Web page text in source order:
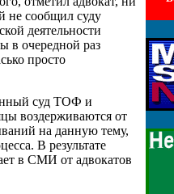
не сообщил суду
деятельности
в очередной раз
просто
суд ТОФ и
воздерживаются от
на данную тему,
В результате
в СМИ от адвокатов